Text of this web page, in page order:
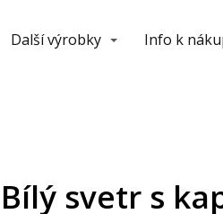
Další výrobky Info k
Bílý svetr s